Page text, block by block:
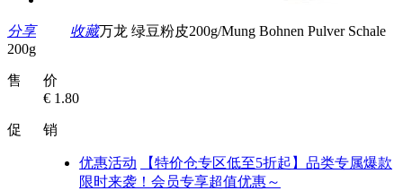
分享 收藏万龙 绿豆粉皮200g/Mung Bohnen Pulver Schale
200g
售 价
€ 1.80
促 销
优惠活动
【特价仓专区低至5折起】品类专属爆款
限时来袭！会员专享超值优惠～